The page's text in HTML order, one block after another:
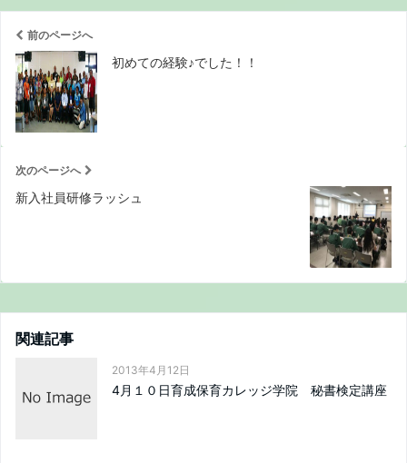
前のページへ
初めての経験♪でした！！
次のページへ
新入社員研修ラッシュ
関連記事
2013年4月12日
4月１０日育成保育カレッジ学院 秘書検定講座